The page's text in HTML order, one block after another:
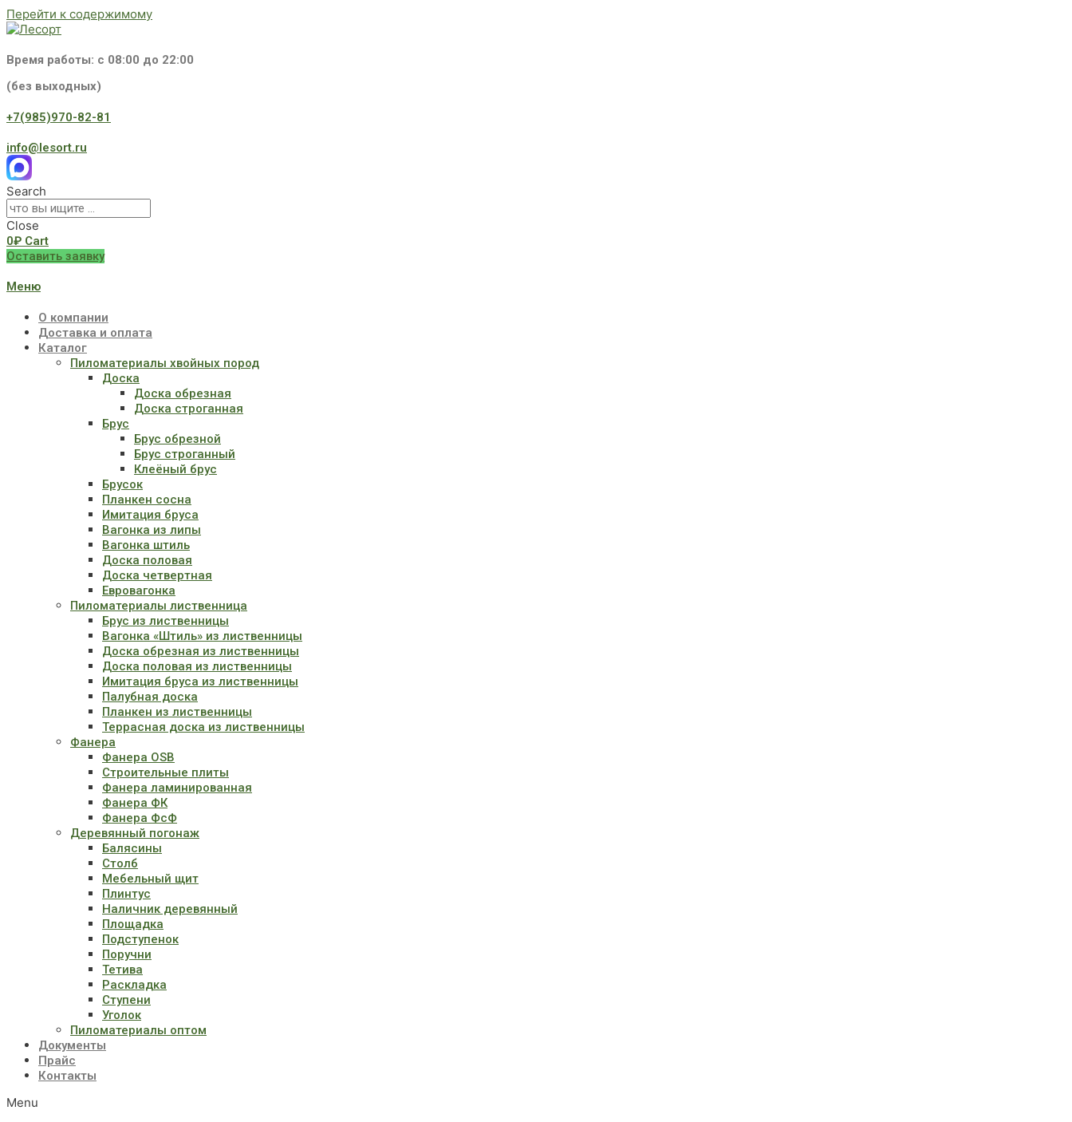
Перейти к содержимому
Время работы: с 08:00 до 22:00
(без выходных)
+7(985)970-82-81
info@lesort.ru
Search
Close
0₽ Cart
Оставить заявку
Меню
О компании
Доставка и оплата
Каталог
Пиломатериалы хвойных пород
Доска
Доска обрезная
Доска строганная
Брус
Брус обрезной
Брус строганный
Клеёный брус
Брусок
Планкен сосна
Имитация бруса
Вагонка из липы
Вагонка штиль
Доска половая
Доска четвертная
Евровагонка
Пиломатериалы лиственница
Брус из лиственницы
Вагонка «Штиль» из лиственницы
Доска обрезная из лиственницы
Доска половая из лиственницы
Имитация бруса из лиственницы
Палубная доска
Планкен из лиственницы
Террасная доска из лиственницы
Фанера
Фанера OSB
Строительные плиты
Фанера ламинированная
Фанера ФК
Фанера ФсФ
Деревянный погонаж
Балясины
Столб
Мебельный щит
Плинтус
Наличник деревянный
Площадка
Подступенок
Поручни
Тетива
Раскладка
Ступени
Уголок
Пиломатериалы оптом
Документы
Прайс
Контакты
Menu